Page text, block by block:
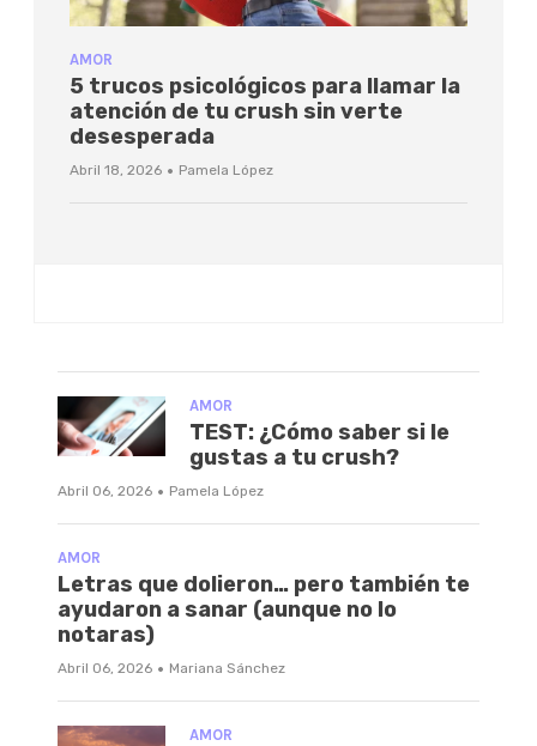
AMOR
5 trucos psicológicos para llamar la
atención de tu crush sin verte
desesperada
Abril 18, 2026 · Pamela López
AMOR
TEST: ¿Cómo saber si le
gustas a tu crush?
Abril 06, 2026 · Pamela López
AMOR
Letras que dolieron… pero también te
ayudaron a sanar (aunque no lo
notaras)
Abril 06, 2026 · Mariana Sánchez
AMOR